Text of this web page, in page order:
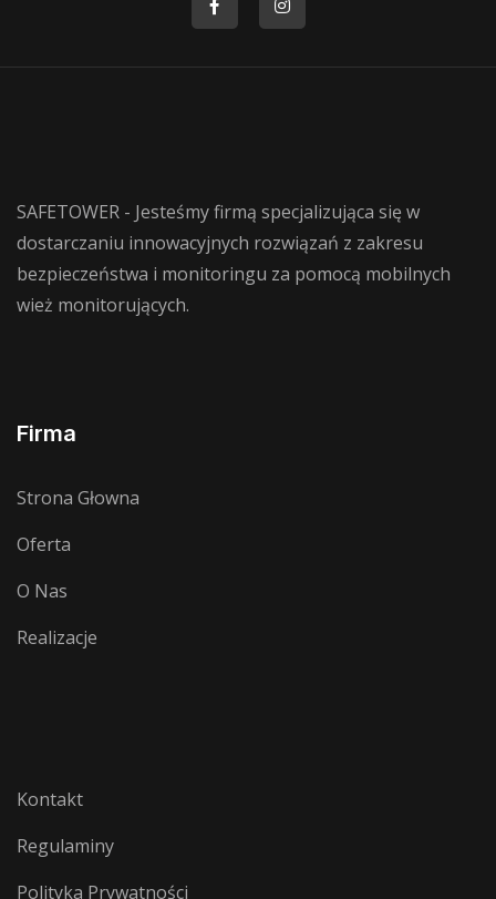
SAFETOWER - Jesteśmy firmą specjalizująca się w
dostarczaniu innowacyjnych rozwiązań z zakresu
bezpieczeństwa i monitoringu za pomocą mobilnych
wież monitorujących.
Firma
Strona Głowna
Oferta
O Nas
Realizacje
Kontakt
Regulaminy
Polityka Prywatności